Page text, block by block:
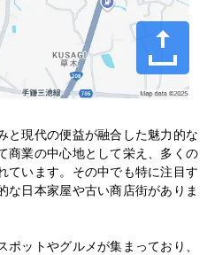
と現代の便益が融合した魅力的な
商業の中心地として栄え、多くの
ています。その中でも特に注目す
な日本家屋や古い商店街がありま
ットやグルメが集まっており、